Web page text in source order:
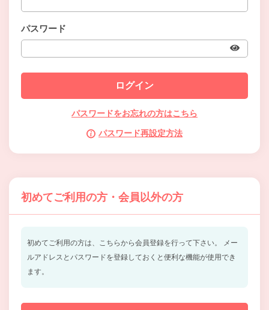
パスワード
パスワードをお忘れの方はこちら
パスワード再設定方法
初めてご利用の方・会員以外の方
初めてご利用の方は、こちらから会員登録を行って下さい。
メー
ルアドレスとパスワードを登録しておくと便利な機能が使用でき
ます。